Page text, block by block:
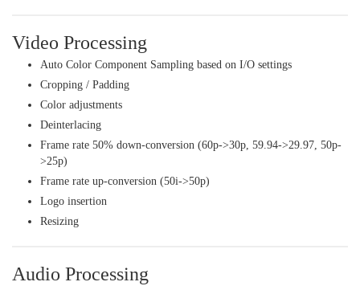
Video Processing
Auto Color Component Sampling based on I/O settings
Cropping / Padding
Color adjustments
Deinterlacing
Frame rate 50% down-conversion (60p->30p, 59.94->29.97, 50p-
>25p)
Frame rate up-conversion (50i->50p)
Logo insertion
Resizing
Audio Processing